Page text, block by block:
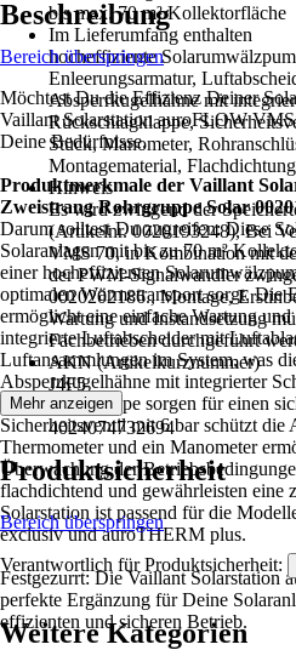
bis max. 70 m² Kollektorfläche
Im Lieferumfang enthalten
hocheffiziente
Enleerungsarmatur,
Absperrkugelhähne mit
Rückschlagklappe,
Stück, Manometer,
Montagematerial,
Hinweis
Es wird zwingend der
(Artikelnr. 0020193248), Bei
VMS 70, in Kombination mit
der PWM-Signalwandler
0020202186., Montage,
Wartung und Instandsetzung
Fachbetrieben durchgeführt
AKN (Artikelkurznummer)
J4F5
EAN
4024074732694
Beschreibung
Bereich überspringen
Möchtest Du die Effizienz Deiner
Vaillant Solarstation auroFLOW
Deine Bedürfnisse.
Produktmerkmale der Vaillant
Zweistrang Rohrgruppe Solar
Darum solltest Du zugreifen: Diese
Solaranlagen mit bis zu 70 m²
einer hocheffizienten
optimalen Wärmetransport sorgt. Die
ermöglicht eine einfache Wartung
integrierte Luftabscheider mit
Luftansammlungen im System, was
Absperrkugelhähne mit integrierter
Rückschlagklappe sorgen für einen
Sicherheitsventil mit 6 bar schützt
Thermometer und ein Manometer
Überwachung der
flachdichtend und gewährleisten eine
Solarstation ist passend für die
exclusiv und auroTHERM plus.
Festgezurrt: Die Vaillant Solarstation
perfekte Ergänzung für Deine
effizienten und sicheren Betrieb.
Mehr anzeigen
Produktsicherheit
Bereich überspringen
Verantwortlich für Produktsicherheit:
Weitere Kategorien